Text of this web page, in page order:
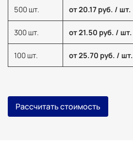
500 шт. от 20.17 руб. / шт.
300 шт. от 21.50 руб. / шт.
100 шт. от 25.70 руб. / шт.
Рассчитать стоимость